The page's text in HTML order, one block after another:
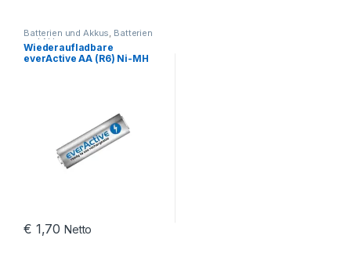
Batterien und Akkus, Batterien
und Akkus
Wiederaufladbare
everActive AA (R6) Ni-MH
€ 1,70 Netto